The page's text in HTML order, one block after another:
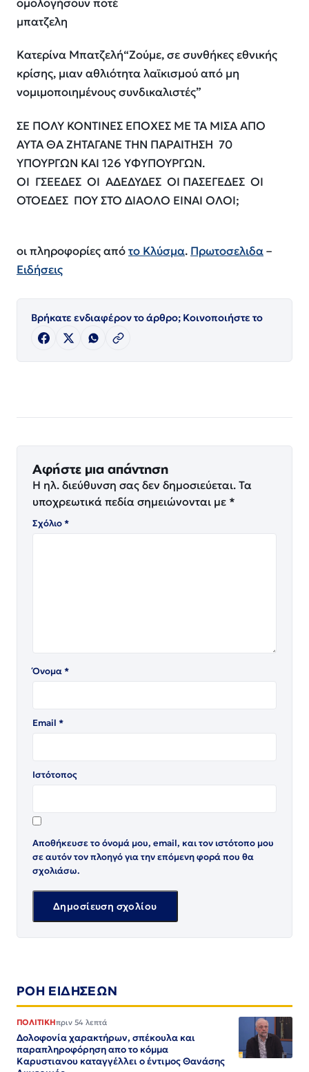
ομολογήσουν ποτέ
μπατζελη
Κατερίνα Μπατζελή“Ζούμε, σε συνθήκες εθνικής
κρίσης, μιαν αθλιότητα λαϊκισμού από μη
νομιμοποιημένους συνδικαλιστές”
ΣΕ ΠΟΛΥ ΚΟΝΤΙΝΕΣ ΕΠΟΧΕΣ ΜΕ ΤΑ ΜΙΣΑ ΑΠΟ
ΑΥΤΑ ΘΑ ΖΗΤΑΓΑΝΕ ΤΗΝ ΠΑΡΑΙΤΗΣΗ 70
ΥΠΟΥΡΓΩΝ ΚΑΙ 126 ΥΦΥΠΟΥΡΓΩΝ.
ΟΙ ΓΣΕΕΔΕΣ ΟΙ ΑΔΕΔΥΔΕΣ ΟΙ ΠΑΣΕΓΕΔΕΣ ΟΙ
ΟΤΟΕΔΕΣ ΠΟΥ ΣΤΟ ΔΙΑΟΛΟ ΕΙΝΑΙ ΟΛΟΙ;
οι πληροφορίες απότο Κλύσμα. Πρωτοσελιδα–
Ειδήσεις
Βρήκατε ενδιαφέρον το άρθρο; Κοινοποιήστε το
Αφήστε μια απάντηση
Η ηλ. διεύθυνση σας δεν δημοσιεύεται. Τα
υποχρεωτικά πεδία σημειώνονται με *
Σχόλιο*
Όνομα*
Email *
Ιστότοπος
Αποθήκευσε το όνομά μου, email, και τον ιστότοπο μου
σε αυτόν τον πλοηγό για την επόμενη φορά που θα
σχολιάσω.
ΡΟΗ ΕΙΔΗΣΕΩΝ
ΠΟΛΙΤΙΚΗπριν 54 λεπτά
Δολοφονία χαρακτήρων, σπέκουλα και
παραπληροφόρηση απο το κόμμα
Καρυστιανου καταγγέλλει ο έντιμος Θανάσης